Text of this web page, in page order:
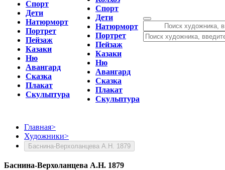
Спорт
Дети
Натюрморт
Портрет
Пейзаж
Казаки
Ню
Авангард
Сказка
Плакат
Скульптура
Спорт
Дети
Натюрморт
Портрет
Пейзаж
Казаки
Ню
Авангард
Сказка
Плакат
Скульптура
Главная>
Художники>
Баснина-Верхоланцева А.Н. 1879
Баснина-Верхоланцева А.Н. 1879